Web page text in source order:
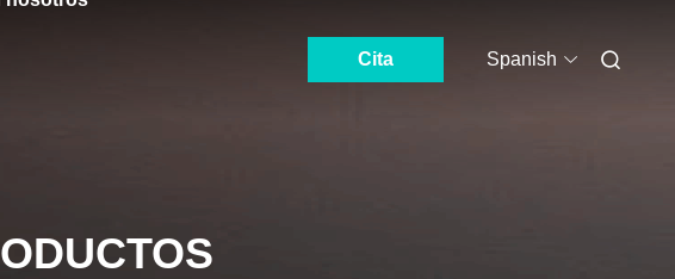
Cita Spanish